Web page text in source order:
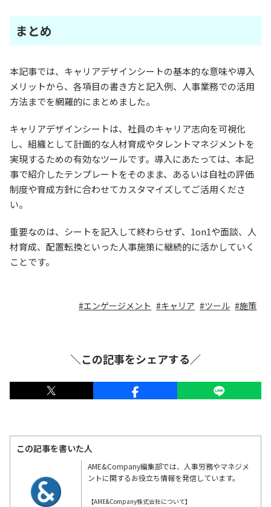
まとめ
本記事では、キャリアデザインシートの基本的な意味や導入
メリットから、各項目の書き方と記入例、人事業務での活用
方法までを網羅的にまとめました。
キャリアデザインシートは、社員のキャリア志向を可視化
し、組織として計画的な人材育成やタレントマネジメントを
実現するための有効なツールです。導入にあたっては、本記
事で紹介したテンプレートをそのまま、あるいは自社の評価
制度や育成方針に合わせてカスタマイズしてご活用くださ
い。
重要なのは、シートを記入して終わらせず、1on1や面談、人
材育成、配置転換といった人事施策に継続的に活かしていく
ことです。
エンゲージメント キャリア ツール 施策
＼この記事をシェアする／
この記事を書いた人
AME&Company編集部では、人事労務やマネジメ
ントに関するお役立ち情報を発信しています。
【AME&Company株式会社について】